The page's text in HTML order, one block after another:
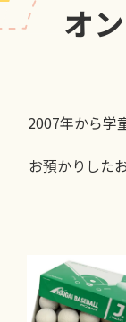
オ
2007年から学
お預かりした